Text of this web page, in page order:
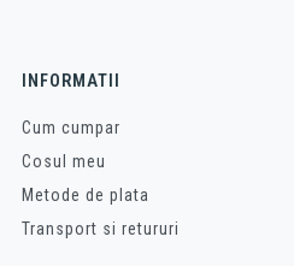
INFORMATII
Cum cumpar
Cosul meu
Metode de plata
Transport si retururi